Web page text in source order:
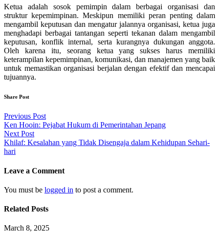
Ketua adalah sosok pemimpin dalam berbagai organisasi dan
struktur kepemimpinan. Meskipun memiliki peran penting dalam
mengambil keputusan dan mengatur jalannya organisasi, ketua juga
menghadapi berbagai tantangan seperti tekanan dalam mengambil
keputusan, konflik internal, serta kurangnya dukungan anggota.
Oleh karena itu, seorang ketua yang sukses harus memiliki
keterampilan kepemimpinan, komunikasi, dan manajemen yang baik
untuk memastikan organisasi berjalan dengan efektif dan mencapai
tujuannya.
Share Post
Post
navigation
Previous Post
Ken Hooin: Pejabat Hukum di Pemerintahan Jepang
Next Post
Khilaf: Kesalahan yang Tidak Disengaja dalam Kehidupan Sehari-
hari
Leave a Comment
You must be logged in to post a comment.
Related Posts
March 8, 2025